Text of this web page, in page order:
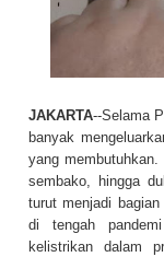
JAKARTA--Selama
banyak
yang
sembako, hingga
turut menjadi
di tengah
kelistrikan dalam